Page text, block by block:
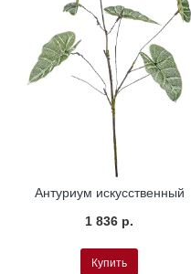
Антуриум искусственный
1 836 р.
Купить